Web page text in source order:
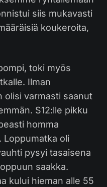
siis mukavasti
koukeroita,
toki myös
Ilman
olisi varmasti saanut
S12:lle pikku
homma
Loppumatka oli
pysyi tasaisena
saakka.
kului hieman alle 55